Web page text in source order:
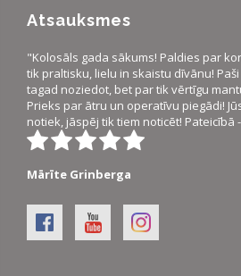
Atsauksmes
"Kolosāls gada sākums! Paldies par
tik praltisku, lielu in skaistu dīvānu!
tagad noziedot, bet par tik vērtīgu
Prieks par ātru un operatīvu piegādi!
notiek, jāspēj tik tiem noticēt! Pateicībā
Mārīte Grinberga